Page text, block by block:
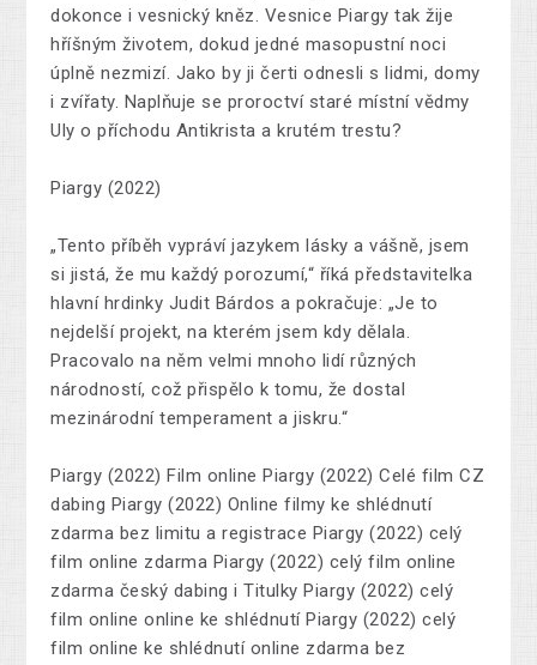
dokonce i vesnický kněz. Vesnice Piargy tak žije
hříšným životem, dokud jedné masopustní noci
úplně nezmizí. Jako by ji čerti odnesli s lidmi, domy
i zvířaty. Naplňuje se proroctví staré místní vědmy
Uly o příchodu Antikrista a krutém trestu?
Piargy (2022)
„Tento příběh vypráví jazykem lásky a vášně, jsem
si jistá, že mu každý porozumí,“ říká představitelka
hlavní hrdinky Judit Bárdos a pokračuje: „Je to
nejdelší projekt, na kterém jsem kdy dělala.
Pracovalo na něm velmi mnoho lidí různých
národností, což přispělo k tomu, že dostal
mezinárodní temperament a jiskru.“
Piargy (2022) Film online Piargy (2022) Celé film CZ
dabing Piargy (2022) Online filmy ke shlédnutí
zdarma bez limitu a registrace Piargy (2022) celý
film online zdarma Piargy (2022) celý film online
zdarma český dabing i Titulky Piargy (2022) celý
film online online ke shlédnutí Piargy (2022) celý
film online ke shlédnutí online zdarma bez